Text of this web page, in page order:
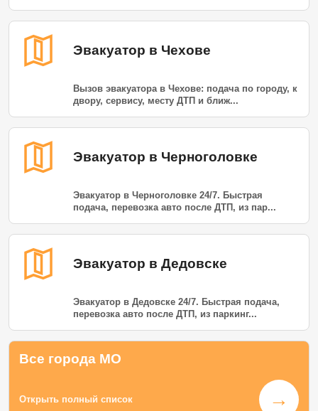
Эвакуатор в Чехове
Вызов эвакуатора в Чехове: подача по городу, к
двору, сервису, месту ДТП и ближ...
Эвакуатор в Черноголовке
Эвакуатор в Черноголовке 24/7. Быстрая
подача, перевозка авто после ДТП, из пар...
Эвакуатор в Дедовске
Эвакуатор в Дедовске 24/7. Быстрая подача,
перевозка авто после ДТП, из паркинг...
Все города МО
Открыть полный список →